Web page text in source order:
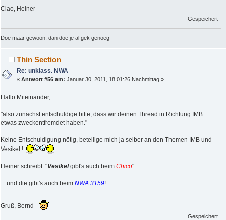
Ciao, Heiner
Gespeichert
Doe maar gewoon, dan doe je al gek genoeg
Thin Section
Re: unklass. NWA
«Antwort #56 am: Januar 30, 2011, 18:01:26 Nachmittag »
Hallo Miteinander,
"also zunächst entschuldige bitte, dass wir deinen Thread in Richtung IMB
etwas zweckentfremdet haben."
Keine Entschuldigung nötig, beteilige mich ja selber an den Themen IMB und
Vesikel !
Heiner schreibt: "Vesikelgibt's auch beim Chico"
... und die gibt's auch beim NWA 3159!
Gruß, Bernd
Gespeichert